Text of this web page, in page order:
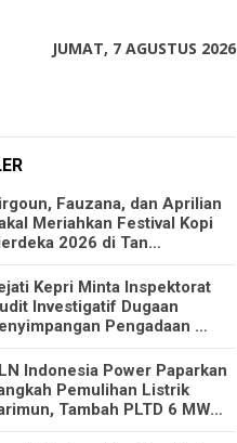
JUMAT, 7 AGUSTUS 2026
Fauzana, dan Aprilian
Meriahkan Festival Kopi
2026 di Tan…
Kepri Minta Inspektorat
Investigatif Dugaan
Pengadaan …
Indonesia Power Paparkan
Pemulihan Listrik
Tambah PLTD 6 MW…